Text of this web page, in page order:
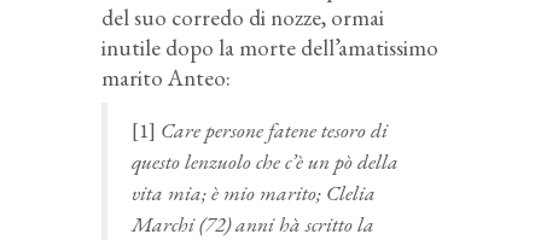
del suo corredo di nozze, ormai
inutile dopo la morte dell’amatissimo
marito Anteo:
[1] Care persone fatene tesoro di
questo lenzuolo che c’è un pò della
vita mia; è mio marito; Clelia
Marchi (72) anni hà scritto la